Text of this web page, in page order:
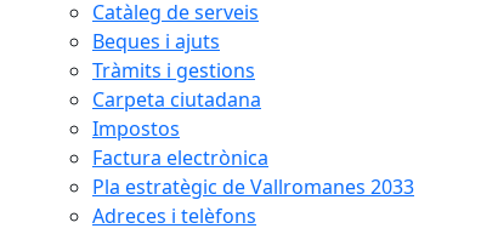
Catàleg de serveis
Beques i ajuts
Tràmits i gestions
Carpeta ciutadana
Impostos
Factura electrònica
Pla estratègic de Vallromanes 2033
Adreces i telèfons